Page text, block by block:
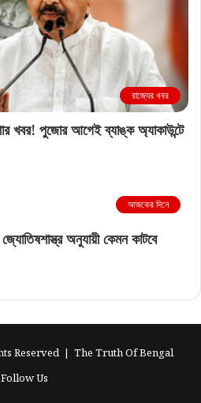
রাজ্যের খবর
খবর! পুজোর আগেই ব্যাঙ্ক অ্যাকাউন্টে
আজকের দিনে
অনুযায়ী কেমন কাটবে
Reserved | The Truth Of Bengal
Follow Us